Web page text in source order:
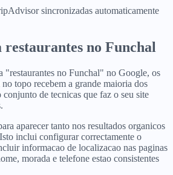
sincronizadas automaticamente
restaurantes no Funchal
"restaurantes no Funchal" no Google, os
topo recebem a grande maioria dos
de tecnicas que faz o seu site
aparecer tanto nos resultados organicos
inclui configurar correctamente o
informacao de localizacao nas paginas
morada e telefone estao consistentes